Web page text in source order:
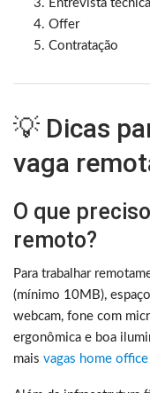
Entrevista técnica
Offer
Contratação
💡 Dicas
vaga
O que
remoto?
Para trabalhar
(mínimo 10MB),
webcam, fone com
ergonômica e boa
mais vagas home office